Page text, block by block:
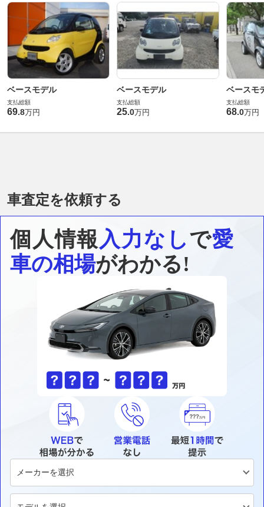
ベースモデル
支払総額
69.8万円
ベースモデル
支払総額
25.0万円
ベースモ
支払総額
68.0万円
車査定を依頼する
個人情報入力なしで愛
車の相場がわかる!